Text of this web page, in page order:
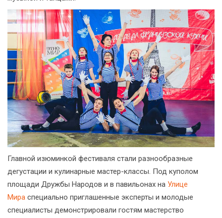
Главной изюминкой фестиваля стали разнообразные
дегустации и кулинарные мастер-классы. Под куполом
площади Дружбы Народов и в павильонах на Улице
Мира специально приглашенные эксперты и молодые
специалисты демонстрировали гостям мастерство